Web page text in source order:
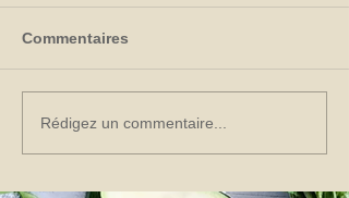
Commentaires
Rédigez un commentaire...